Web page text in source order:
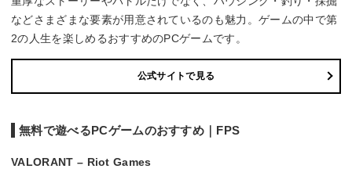
などさまざまな要素が用意されているのも魅力。ゲームの中で第
2の人生を楽しめるおすすめのPCゲームです。
公式サイトで見る
無料で遊べるPCゲームのおすすめ｜FPS
VALORANT – Riot Games